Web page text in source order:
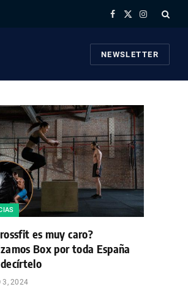
Facebook
X
Instagram
NEWSLETTER
es muy caro?
Box por toda España
3, 2024